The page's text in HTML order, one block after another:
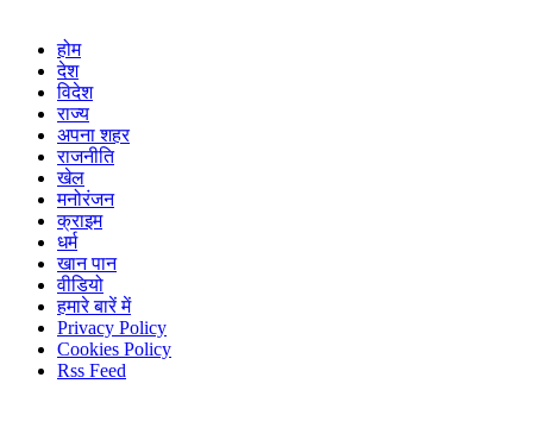
होम
देश
विदेश
राज्य
अपना शहर
राजनीति
खेल
मनोरंजन
क्राइम
धर्म
खान पान
वीडियो
हमारे बारें में
Privacy Policy
Cookies Policy
Rss Feed